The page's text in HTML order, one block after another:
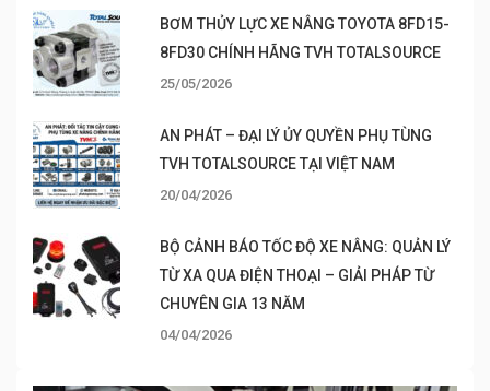
BƠM THỦY LỰC XE NÂNG TOYOTA 8FD15-
8FD30 CHÍNH HÃNG TVH TOTALSOURCE
25/05/2026
AN PHÁT – ĐẠI LÝ ỦY QUYỀN PHỤ TÙNG
TVH TOTALSOURCE TẠI VIỆT NAM
20/04/2026
BỘ CẢNH BÁO TỐC ĐỘ XE NÂNG: QUẢN LÝ
TỪ XA QUA ĐIỆN THOẠI – GIẢI PHÁP TỪ
CHUYÊN GIA 13 NĂM
04/04/2026